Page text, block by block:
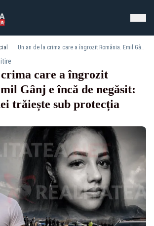
Un an de la crima care a îngrozit România. Emil Gânj e încă de negăsit: familia Andei trăiește sub protecția poliției
care a îngrozit
Gânj e încă de negăsit:
trăiește sub protecția